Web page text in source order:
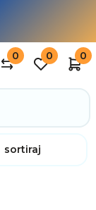
0 0 0
sortiraj